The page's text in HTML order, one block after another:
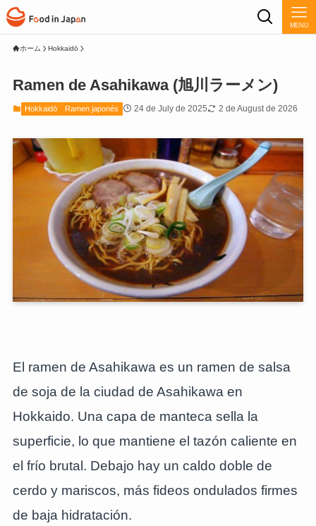
MENU
ホーム Hokkaidō
Ramen de Asahikawa (旭川ラーメン)
Hokkaidō Ramen japonés 24 de July de 2025 2 de August de 2026
El ramen de Asahikawa es un ramen de salsa
de soja de la ciudad de Asahikawa en
Hokkaido. Una capa de manteca sella la
superficie, lo que mantiene el tazón caliente en
el frío brutal. Debajo hay un caldo doble de
cerdo y mariscos, más fideos ondulados firmes
de baja hidratación.